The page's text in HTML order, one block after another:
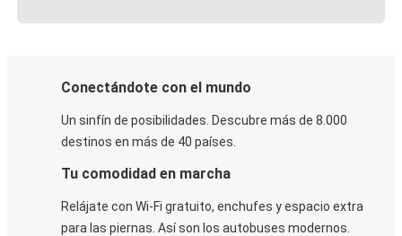
Conectándote con el mundo
Un sinfín de posibilidades. Descubre más de 8.000
destinos en más de 40 países.
Tu comodidad en marcha
Relájate con Wi-Fi gratuito, enchufes y espacio extra
para las piernas. Así son los autobuses modernos.